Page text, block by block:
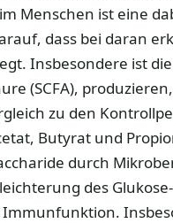
Menschen ist eine
dass bei daran
Insbesondere ist
(SCFA),
zu den
Butyrat und
durch
des